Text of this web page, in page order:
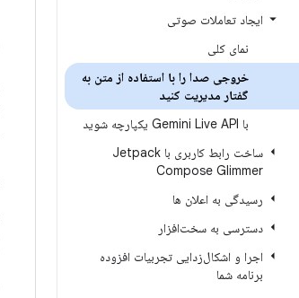
ایجاد تعاملات صوتی
نمای کلی
خروجی صدا را با استفاده از متن به
گفتار مدیریت کنید
با Gemini Live API یکپارچه شوید
ساخت رابط کاربری با Jetpack
Compose Glimmer
رسیدگی به اعلان ها
دسترسی به سخت‌افزار
اجرا و اشکال‌زدایی تجربیات افزوده
برنامه شما